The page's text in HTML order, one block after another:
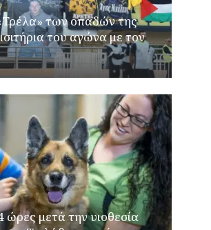
των οπαδών της
του αγώνα με τον
ώρες μετά την υιοθεσία